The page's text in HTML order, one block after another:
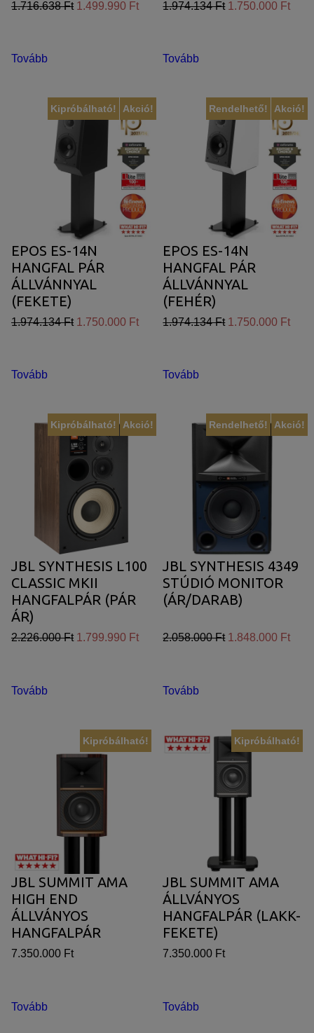
1.716.638 Ft 1.499.990 Ft
Tovább
1.974.134 Ft 1.750.000 Ft
Tovább
Akció!
Kipróbálható!
EPOS ES-14N
HANGFAL PÁR
ÁLLVÁNNYAL
(FEKETE)
1.974.134 Ft 1.750.000 Ft
Tovább
Akció!
Rendelhető!
EPOS ES-14N
HANGFAL PÁR
ÁLLVÁNNYAL
(FEHÉR)
1.974.134 Ft 1.750.000 Ft
Tovább
Akció!
Kipróbálható!
JBL SYNTHESIS L100
CLASSIC MKII
HANGFALPÁR (PÁR
ÁR)
2.226.000 Ft 1.799.990 Ft
Tovább
Akció!
Rendelhető!
JBL SYNTHESIS 4349
STÚDIÓ MONITOR
(ÁR/DARAB)
2.058.000 Ft 1.848.000 Ft
Tovább
Kipróbálható!
JBL SUMMIT AMA
HIGH END
ÁLLVÁNYOS
HANGFALPÁR
(ÉBENFA)
7.350.000 Ft
Tovább
Kipróbálható!
JBL SUMMIT AMA
ÁLLVÁNYOS
HANGFALPÁR (LAKK-
FEKETE)
7.350.000 Ft
Tovább